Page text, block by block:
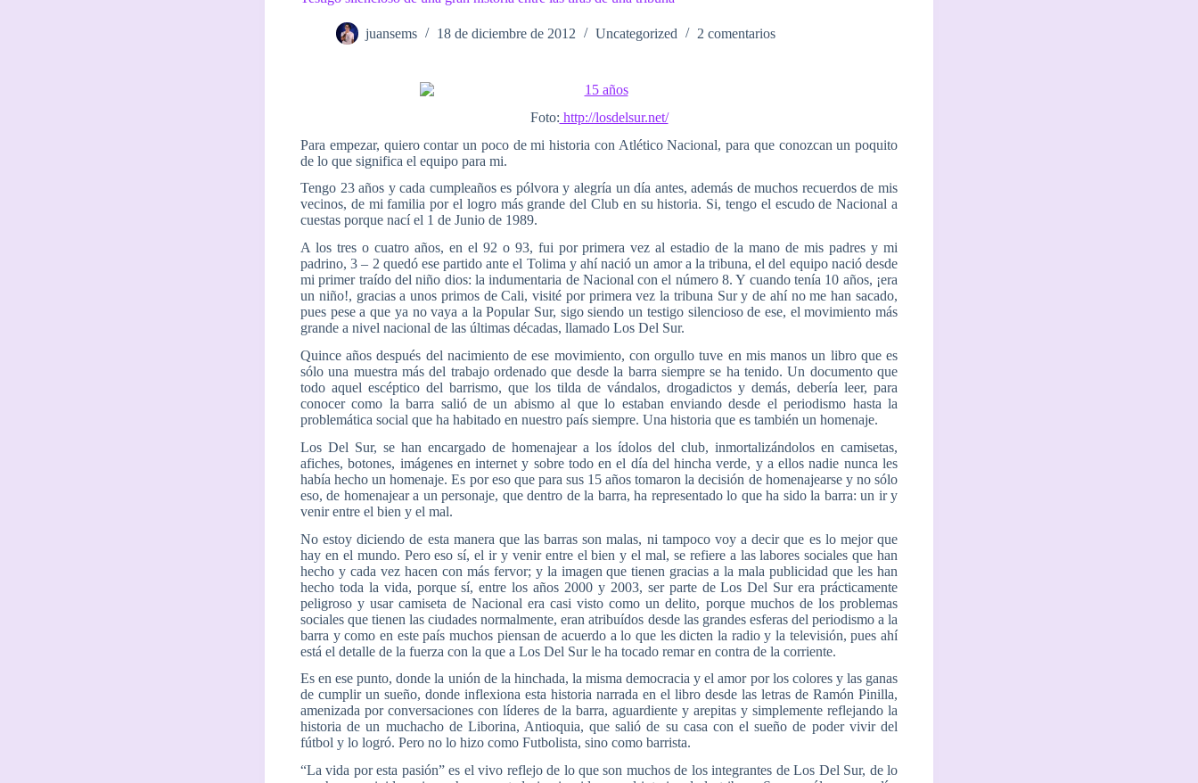
juansems 18 de diciembre de 2012 Uncategorized 2 comentarios
Foto: http://losdelsur.net/
Para empezar, quiero contar un poco de mi historia con Atlético Nacional, para que conozcan un poquito
de lo que significa el equipo para mi.
Tengo 23 años y cada cumpleaños es pólvora y alegría un día antes, además de muchos recuerdos de mis
vecinos, de mi familia por el logro más grande del Club en su historia. Si, tengo el escudo de Nacional a
cuestas porque nací el 1 de Junio de 1989.
A los tres o cuatro años, en el 92 o 93, fui por primera vez al estadio de la mano de mis padres y mi
padrino, 3 – 2 quedó ese partido ante el Tolima y ahí nació un amor a la tribuna, el del equipo nació desde
mi primer traído del niño dios: la indumentaria de Nacional con el número 8. Y cuando tenía 10 años, ¡era
un niño!, gracias a unos primos de Cali, visité por primera vez la tribuna Sur y de ahí no me han sacado,
pues pese a que ya no vaya a la Popular Sur, sigo siendo un testigo silencioso de ese, el movimiento más
grande a nivel nacional de las últimas décadas, llamado Los Del Sur.
Quince años después del nacimiento de ese movimiento, con orgullo tuve en mis manos un libro que es
sólo una muestra más del trabajo ordenado que desde la barra siempre se ha tenido. Un documento que
todo aquel escéptico del barrismo, que los tilda de vándalos, drogadictos y demás, debería leer, para
conocer como la barra salió de un abismo al que lo estaban enviando desde el periodismo hasta la
problemática social que ha habitado en nuestro país siempre. Una historia que es también un homenaje.
Los Del Sur, se han encargado de homenajear a los ídolos del club, inmortalizándolos en camisetas,
afiches, botones, imágenes en internet y sobre todo en el día del hincha verde, y a ellos nadie nunca les
había hecho un homenaje. Es por eso que para sus 15 años tomaron la decisión de homenajearse y no sólo
eso, de homenajear a un personaje, que dentro de la barra, ha representado lo que ha sido la barra: un ir y
venir entre el bien y el mal.
No estoy diciendo de esta manera que las barras son malas, ni tampoco voy a decir que es lo mejor que
hay en el mundo. Pero eso sí, el ir y venir entre el bien y el mal, se refiere a las labores sociales que han
hecho y cada vez hacen con más fervor; y la imagen que tienen gracias a la mala publicidad que les han
hecho toda la vida, porque sí, entre los años 2000 y 2003, ser parte de Los Del Sur era prácticamente
peligroso y usar camiseta de Nacional era casi visto como un delito, porque muchos de los problemas
sociales que tienen las ciudades normalmente, eran atribuídos desde las grandes esferas del periodismo a la
barra y como en este país muchos piensan de acuerdo a lo que les dicten la radio y la televisión, pues ahí
está el detalle de la fuerza con la que a Los Del Sur le ha tocado remar en contra de la corriente.
Es en ese punto, donde la unión de la hinchada, la misma democracia y el amor por los colores y las ganas
de cumplir un sueño, donde inflexiona esta historia narrada en el libro desde las letras de Ramón Pinilla,
amenizada por conversaciones con líderes de la barra, aguardiente y arepitas y simplemente reflejando la
historia de un muchacho de Liborina, Antioquia, que salió de su casa con el sueño de poder vivir del
fútbol y lo logró. Pero no lo hizo como Futbolista, sino como barrista.
“La vida por esta pasión” es el vivo reflejo de lo que son muchos de los integrantes de Los Del Sur, de lo